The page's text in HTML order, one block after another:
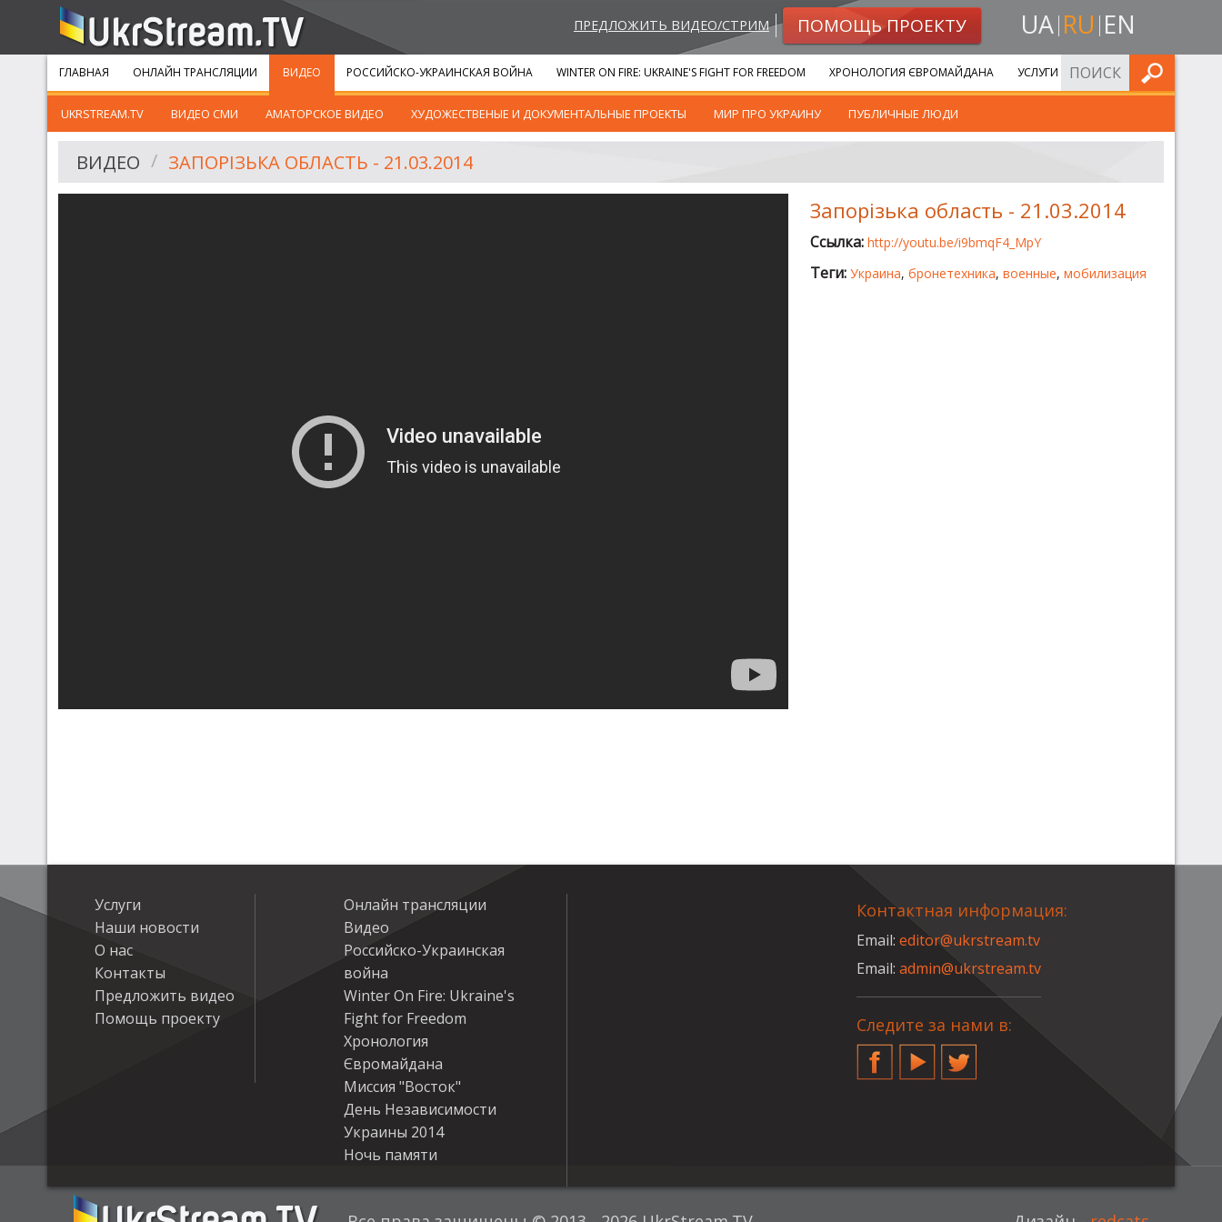
ПРЕДЛОЖИТЬ ВИДЕО/СТРИМ ПОМОЩЬ ПРОЕКТУ UA RU EN
ГЛАВНАЯ ОНЛАЙН ТРАНСЛЯЦИИ ВИДЕО
UKRSTREAM.TV ВИДЕО СМИ АМАТОРСКОЕ ВИДЕО ХУДОЖЕСТВЕНЫЕ И ДОКУМЕНТАЛЬНЫЕ ПРОЕКТЫ МИР ПРО УКРАИНУ ПУБЛИЧНЫЕ ЛЮДИ
РОССИЙСКО-УКРАИНСКАЯ ВОЙНА WINTER ON FIRE: UKRAINE'S FIGHT FOR FREEDOM ХРОНОЛОГИЯ ЄВРОМАЙДАНА УСЛУГИ ИСКАТЬ
ВИДЕО ЗАПОРІЗЬКА ОБЛАСТЬ - 21.03.2014
Запорізька область - 21.03.2014
Ссылка: http://youtu.be/i9bmqF4_MpY
Теги: Украина, бронетехника, военные, мобилизация
Услуги
Наши новости
О нас
Контакты
Предложить видео
Помощь проекту
Онлайн трансляции
Видео
Российско-Украинская
война
Winter On Fire: Ukraine's
Fight for Freedom
Хронология
Євромайдана
Миссия "Восток"
День Независимости
Украины 2014
Ночь памяти
Контактная информация:
Email:editor@ukrstream.tv
Email:admin@ukrstream.tv
Следите за нами в:
FacebookYouTubeTwitter